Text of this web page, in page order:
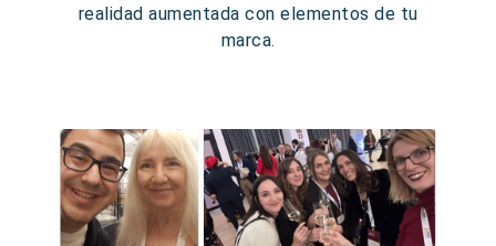
realidad aumentada con elementos de tu
marca.